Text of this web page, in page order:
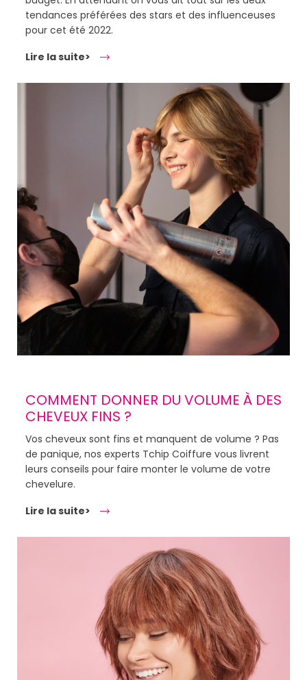
tendances préférées des stars et des influenceuses
pour cet été 2022.
Lire la suite>
COMMENT DONNER DU VOLUME À DES
CHEVEUX FINS ?
Vos cheveux sont fins et manquent de volume ? Pas
de panique, nos experts Tchip Coiffure vous livrent
leurs conseils pour faire monter le volume de votre
chevelure.
Lire la suite>